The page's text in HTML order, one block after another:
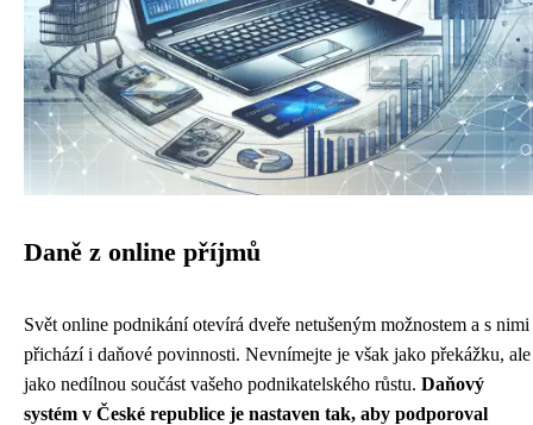
Daně z online příjmů
Svět online podnikání otevírá dveře netušeným možnostem a s nimi
přichází i daňové povinnosti. Nevnímejte je však jako překážku, ale
jako nedílnou součást vašeho podnikatelského růstu. Daňový
systém v České republice je nastaven tak, aby podporoval